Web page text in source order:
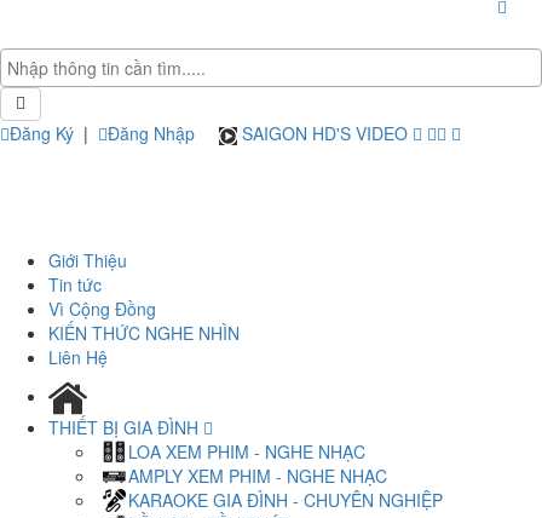
Đăng Ký | Đăng Nhập SAIGON HD'S VIDEO
Giới Thiệu
Tin tức
Vì Cộng Đồng
KIẾN THỨC NGHE NHÌN
Liên Hệ
THIẾT BỊ GIA ĐÌNH
LOA XEM PHIM - NGHE NHẠC
AMPLY XEM PHIM - NGHE NHẠC
KARAOKE GIA ĐÌNH - CHUYÊN NGHIỆP